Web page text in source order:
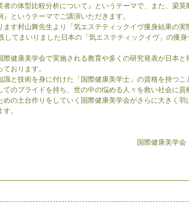
の体型比較分析について』というテーマで、また、梁
というテーマでご講演いただきます。
す村山舞先生より「気エステティックイヴ痩身結果の実
してまいりました日本の「気エステティックイヴ」の痩
健康美学会で実施される教育や多くの研究発表が日本と
おります。
と技術を身に付けた「国際健康美学士」の資格を持つこ
のプライドを持ち、世の中の悩める人々を救い社会に
の土台作りをしていく国際健康美学会がさらに大きく
。
国際健康美